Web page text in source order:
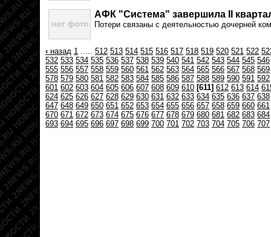
АФК "Система" завершила II
Потери связаны с деятельностью дочерней
‹ назад 1 ..... 512 513 514 515 516 517 518 519 520 521 522
532 533 534 535 536 537 538 539 540 541 542 543 544 545 546
555 556 557 558 559 560 561 562 563 564 565 566 567 568 569
578 579 580 581 582 583 584 585 586 587 588 589 590 591 592
601 602 603 604 605 606 607 608 609 610 [611] 612 613 614
624 625 626 627 628 629 630 631 632 633 634 635 636 637 638
647 648 649 650 651 652 653 654 655 656 657 658 659 660 661
670 671 672 673 674 675 676 677 678 679 680 681 682 683 684
693 694 695 696 697 698 699 700 701 702 703 704 705 706 707